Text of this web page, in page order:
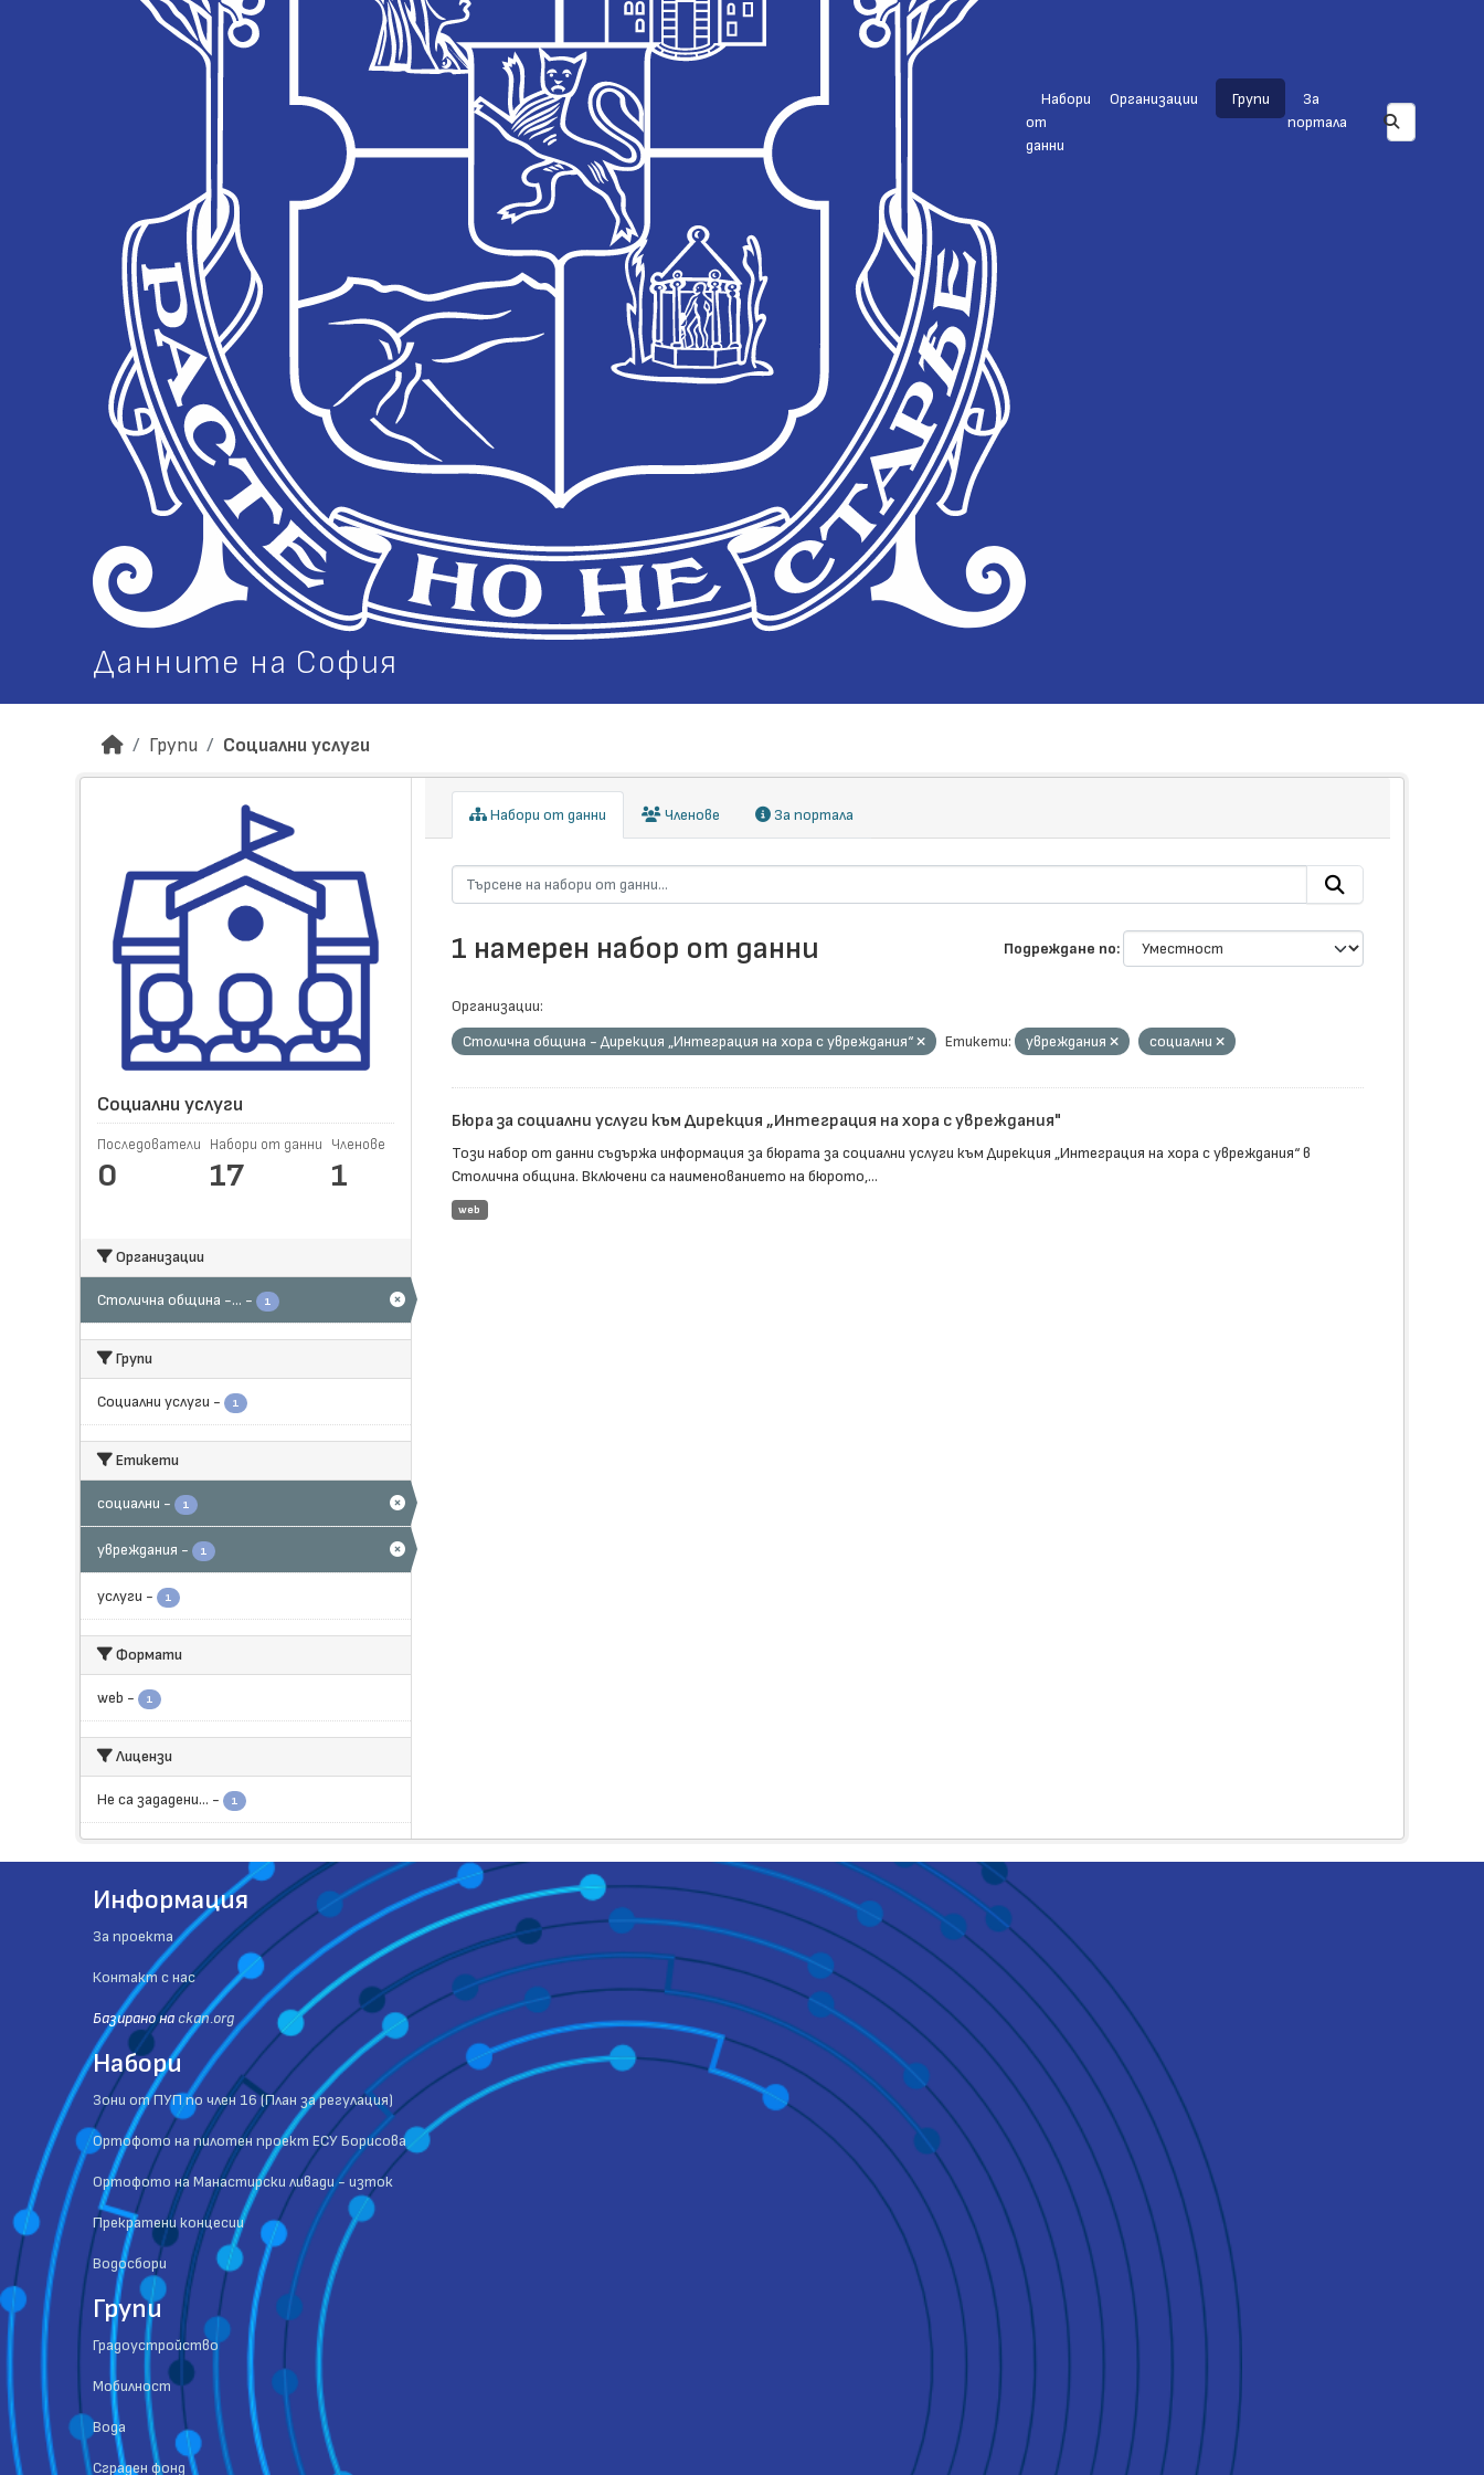
Данните на София
Набори
от
данни
Организации Групи
За
портала
Групи Социални услуги
Социални услуги
Последователи
0
Набори от данни
17
Членове
1
Организации
Столична община -... - 1
Групи
Социални услуги - 1
Етикети
социални - 1
увреждания - 1
услуги - 1
Формати
web - 1
Лицензи
Не са зададени... - 1
Набори от данни Членове За портала
Подреждане по
1 намерен набор от данни
Организации:
Столична община - Дирекция „Интеграция на хора с увреждания“
Етикети: увреждания социални
Бюра за социални услуги към Дирекция „Интеграция на хора с увреждания"
Този набор от данни съдържа информация за бюрата за социални услуги към Дирекция „Интеграция на хора с увреждания“ в
Столична община. Включени са наименованието на бюрото,...
web
Информация
За проекта
Контакт с нас
Базиранo на ckan.org
Набори
Зони от ПУП по член 16 (План за регулация)
Ортофото на пилотен проект ЕСУ Борисова
Ортофото на Манастирски ливади - изток
Прекратени концесии
Водосбори
Групи
Градоустройство
Мобилност
Вода
Сграден фонд